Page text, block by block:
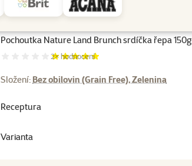
Pochoutka Nature Land Brunch srdíčka řepa 150g
Hodnocení 100%, počet hodnocení:
2× hodnocení
Složení: Bez obilovin (Grain Free), Zelenina
Receptura
Varianta